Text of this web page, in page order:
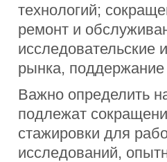
технологий;
ремонт и
исследовательские
рынка, поддержание
Важно определить
подлежат
стажировки для
исследований,